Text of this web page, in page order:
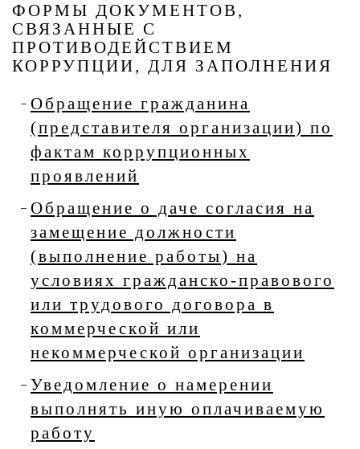
ФОРМЫ ДОКУМЕНТОВ,
СВЯЗАННЫЕ С
ПРОТИВОДЕЙСТВИЕМ
КОРРУПЦИИ, ДЛЯ ЗАПОЛНЕНИЯ
Обращение гражданина
(представителя организации) по
фактам коррупционных
проявлений
Обращение о даче согласия на
замещение должности
(выполнение работы) на
условиях гражданско-правового
или трудового договора в
коммерческой или
некоммерческой организации
Уведомление о намерении
выполнять иную оплачиваемую
работу